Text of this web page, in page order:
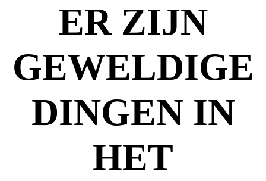
ER ZIJN
GEWELDIGE
DINGEN IN
HET